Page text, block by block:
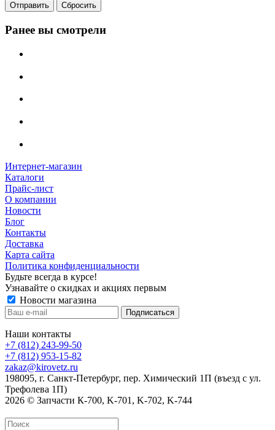
Сбросить
Ранее вы смотрели
Интернет-магазин
Каталоги
Прайс-лист
О компании
Новости
Блог
Контакты
Доставка
Карта сайта
Политика конфиденциальности
Будьте всегда в курсе!
Узнавайте о скидках и акциях первым
Новости магазина
Наши контакты
+7 (812) 243-99-50
+7 (812) 953-15-82
zakaz@kirovetz.ru
198095, г. Санкт-Петербург, пер. Химический 1П (въезд с ул.
Трефолева 1П)
2026 © Запчасти К-700, K-701, K-702, K-744